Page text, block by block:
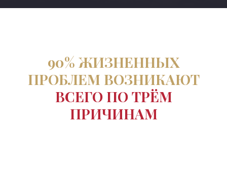
90% ЖИЗНЕННЫХ
ПРОБЛЕМ ВОЗНИКАЮТ
ВСЕГО ПО ТРЁМ
ПРИЧИНАМ